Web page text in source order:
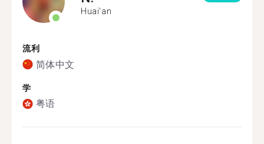
Huai'an
流利
简体中文
学
粤语